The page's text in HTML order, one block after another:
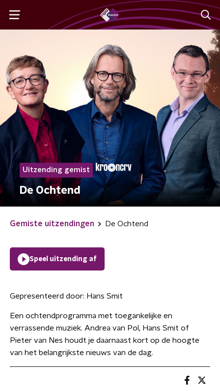
Uitzending gemist
De Ochtend
Gemiste uitzendingen De Ochtend
Speel uitzending af
Gepresenteerd door: Hans Smit
Een ochtendprogramma met toegankelijke en
verrassende muziek. Andrea van Pol, Hans Smit of
Pieter van Nes houdt je daarnaast kort op de hoogte
van het belangrijkste nieuws van de dag.